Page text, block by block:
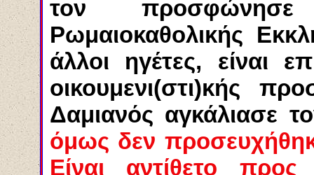
τον
Ρωμαιοκαθολικής
άλλοι ηγέτες, είναι
οικουμενι(στι)κής
Δαμιανός αγκάλιασε
όμως δεν
Είναι αντίθετο